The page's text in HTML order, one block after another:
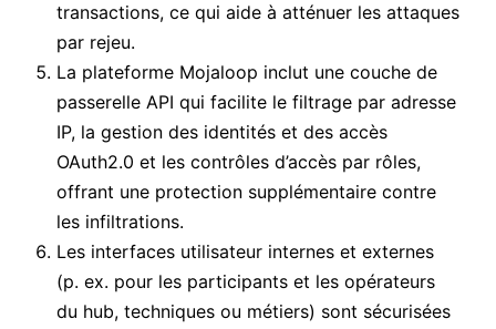
transactions, ce qui aide à atténuer les attaques
par rejeu.
La plateforme Mojaloop inclut une couche de
passerelle API qui facilite le filtrage par adresse
IP, la gestion des identités et des accès
OAuth2.0 et les contrôles d’accès par rôles,
offrant une protection supplémentaire contre
les infiltrations.
Les interfaces utilisateur internes et externes
(p. ex. pour les participants et les opérateurs
du hub, techniques ou métiers) sont sécurisées